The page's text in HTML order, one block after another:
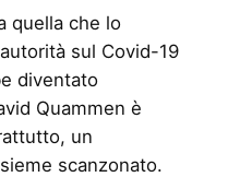
quella che lo
sul Covid-19
diventato
Quammen è
un
scanzonato.